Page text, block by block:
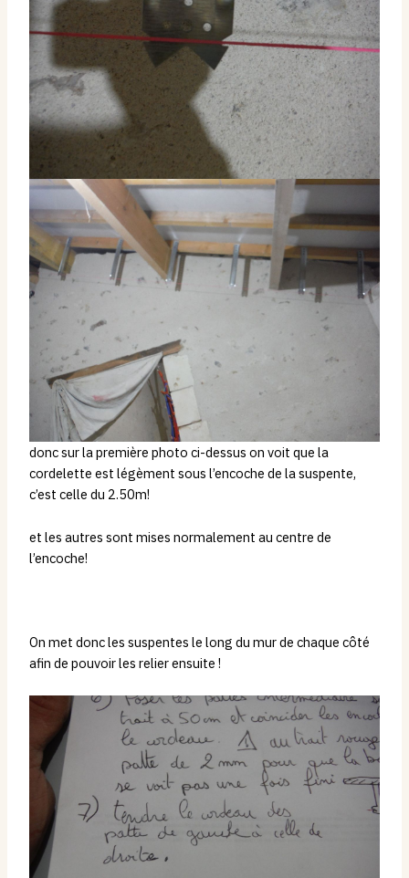
donc sur la première photo ci-dessus on voit que la
cordelette est légèment sous l’encoche de la suspente,
c’est celle du 2.50m!
et les autres sont mises normalement au centre de
l’encoche!
On met donc les suspentes le long du mur de chaque côté
afin de pouvoir les relier ensuite !